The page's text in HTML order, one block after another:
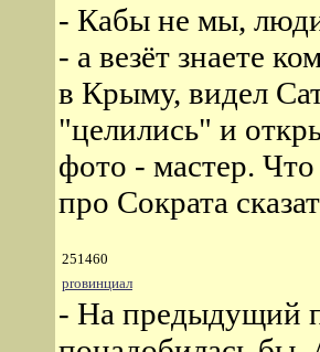
- Кабы не мы,
- а везёт знаете
в Крыму, видел
"целились" и
фото - мастер.
про Сократа
251460
proвинциал
- На предыдущий